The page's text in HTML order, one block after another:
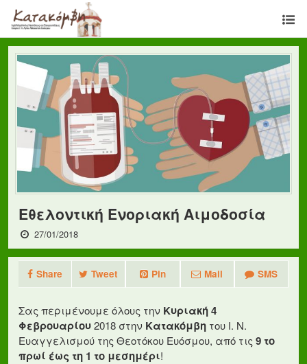
Εθελοντική Ενοριακή Αιμοδοσία
27/01/2018
Share Tweet Pin Mail SMS
Σας περιμένουμε όλους την Κυριακή 4
Φεβρουαρίου2018 στην Κατακόμβη του Ι. Ν.
Ευαγγελισμού της Θεοτόκου Ευόσμου, από τις 9 το
πρωί έως τη 1 το μεσημέρι!